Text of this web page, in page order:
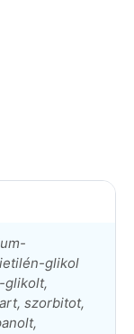
glikol
glikolt,
szorbitot,